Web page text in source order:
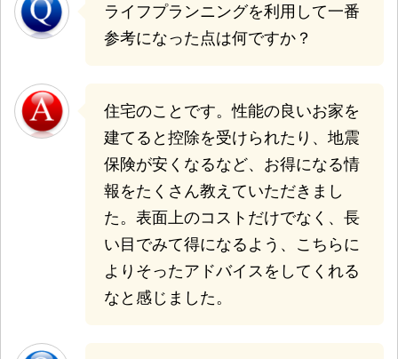
ライフプランニングを利用して一番
参考になった点は何ですか？
住宅のことです。性能の良いお家を
建てると控除を受けられたり、地震
保険が安くなるなど、お得になる情
報をたくさん教えていただきまし
た。表面上のコストだけでなく、長
い目でみて得になるよう、こちらに
よりそったアドバイスをしてくれる
なと感じました。